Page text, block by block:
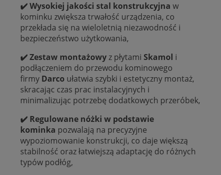
✔️ Wysokiej jakości stal konstrukcyjna w
kominku zwiększa trwałość urządzenia, co
przekłada się na wieloletnią niezawodność i
bezpieczeństwo użytkowania,
✔️ Zestaw montażowyz płytami Skamol i
podłączeniem do przewodu kominowego
firmy Darco ułatwia szybki i estetyczny montaż,
skracając czas prac instalacyjnych i
minimalizując potrzebę dodatkowych przeróbek,
✔️ Regulowane nóżki w podstawie
kominka pozwalają na precyzyjne
wypoziomowanie konstrukcji, co daje większą
stabilność oraz łatwiejszą adaptację do różnych
typów podłóg,